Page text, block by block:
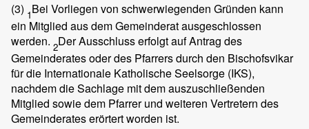
(3) 1Bei Vorliegen von schwerwiegenden Gründen kann
ein Mitglied aus dem Gemeinderat ausgeschlossen
werden. 2Der Ausschluss erfolgt auf Antrag des
Gemeinderates oder des Pfarrers durch den Bischofsvikar
für die Internationale Katholische Seelsorge (IKS),
nachdem die Sachlage mit dem auszuschließenden
Mitglied sowie dem Pfarrer und weiteren Vertretern des
Gemeinderates erörtert worden ist.